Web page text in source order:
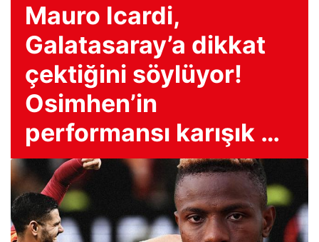
Mauro Icardi,
Galatasaray’a dikkat
çektiğini söylüyor!
Osimhen’in
performansı karışık …